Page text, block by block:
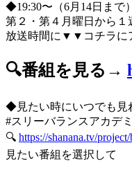
◆19:30〜（6月14日まで
第２・第４月曜日から１
放送時間に▼▼コチラに
🔍番組を見る→
◆見たい時にいつでも
#スリーバランスアカデ
🔍 https://shanana.tv/
見たい番組を選択して